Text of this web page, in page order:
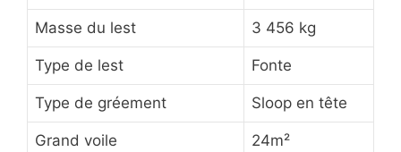
Masse du lest 3 456 kg
Type de lest Fonte
Type de gréement Sloop en tête
Grand voile 24m²